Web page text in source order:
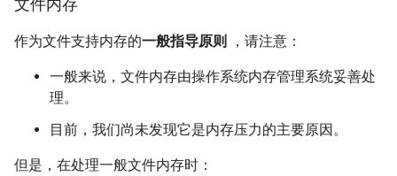
文件内存
作为文件支持内存的一般指导原则 ，请注意：
一般来说，文件内存由操作系统内存管理系统妥善处
理。
目前，我们尚未发现它是内存压力的主要原因。
但是，在处理一般文件内存时：